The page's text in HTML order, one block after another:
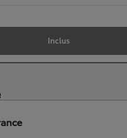
Inclus